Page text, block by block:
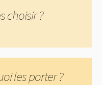
choisir ?
les porter ?